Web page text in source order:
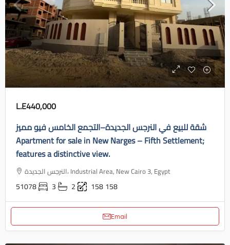
L.E440,000
شقة للبيع في النرجس الجديدة–التجمع الخامس فيو مميز
Apartment for sale in New Narges – Fifth Settlement;
features a distinctive view.
النرجس الجديدة، Industrial Area, New Cairo 3, Egypt
51078 3 2 158158
Email